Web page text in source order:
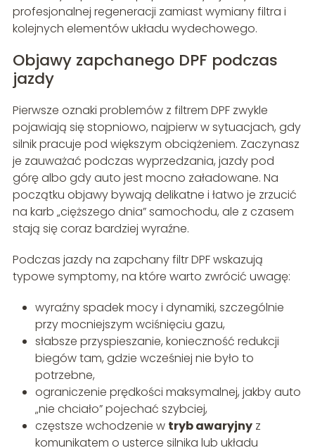
profesjonalnej regeneracji zamiast wymiany filtra i
kolejnych elementów układu wydechowego.
Objawy zapchanego DPF podczas
jazdy
Pierwsze oznaki problemów z filtrem DPF zwykle
pojawiają się stopniowo, najpierw w sytuacjach, gdy
silnik pracuje pod większym obciążeniem. Zaczynasz
je zauważać podczas wyprzedzania, jazdy pod
górę albo gdy auto jest mocno załadowane. Na
początku objawy bywają delikatne i łatwo je zrzucić
na karb „cięższego dnia” samochodu, ale z czasem
stają się coraz bardziej wyraźne.
Podczas jazdy na zapchany filtr DPF wskazują
typowe symptomy, na które warto zwrócić uwagę:
wyraźny spadek mocy i dynamiki, szczególnie
przy mocniejszym wciśnięciu gazu,
słabsze przyspieszanie, konieczność redukcji
biegów tam, gdzie wcześniej nie było to
potrzebne,
ograniczenie prędkości maksymalnej, jakby auto
„nie chciało” pojechać szybciej,
częstsze wchodzenie w tryb awaryjnyz
komunikatem o usterce silnika lub układu